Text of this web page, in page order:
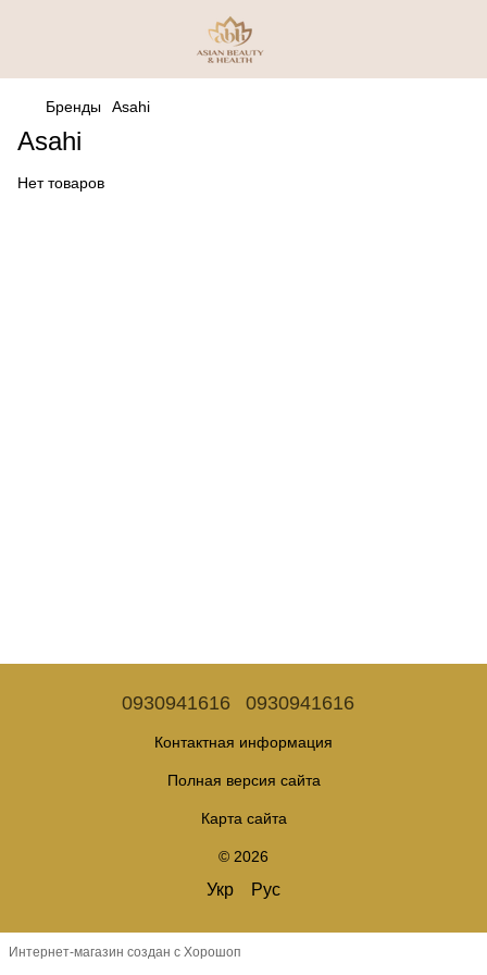
Бренды Asahi
Asahi
Нет товаров
0930941616 0930941616
Контактная информация
Полная версия сайта
Карта сайта
© 2026
Укр Рус
Интернет-магазин создан с Хорошоп